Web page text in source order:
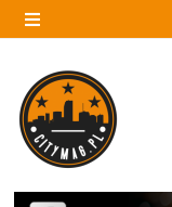
Skip
to
MENU